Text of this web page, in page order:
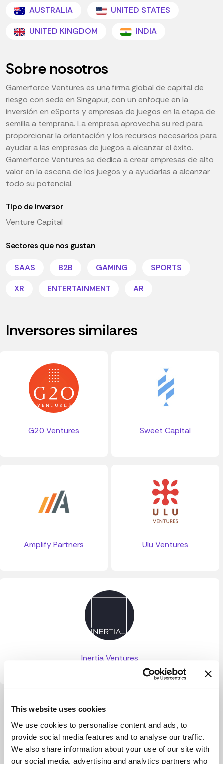
This website uses cookies
We use cookies to personalise content and ads, to
provide social media features and to analyse our traffic.
We also share information about your use of our site with
our social media, advertising and analytics partners who
AUSTRALIA
UNITED STATES
UNITED KINGDOM
INDIA
Sobre nosotros
Gamerforce Ventures es una firma global de capital de
riesgo con sede en Singapur, con un enfoque en la
inversión en eSports y empresas de juegos en la etapa de
semilla a temprana. La empresa aprovecha su red para
proporcionar la orientación y los recursos necesarios para
ayudar a las empresas de juegos a alcanzar el éxito.
Gamerforce Ventures se dedica a crear empresas de alto
valor en la escena de los juegos y a ayudarlas a alcanzar
todo su potencial.
Tipo de inversor
Venture Capital
Sectores que nos gustan
SAAS B2B GAMING
SPORTS
XR
ENTERTAINMENT AR
Inversores similares
G20 Ventures Sweet Capital
Amplify Partners Ulu Ventures
Inertia Ventures